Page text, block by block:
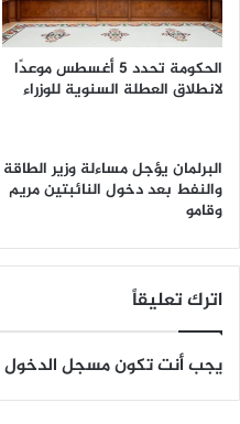
الحكومة تحدد 5 أغسطس موعدًا
لانطلاق العطلة السنوية للوزراء
البرلمان يؤجل مساءلة وزير الطاقة
والنفط بعد دخول النائبتين مريم
وقامو
اترك تعليقاً
يجب أنت تكونمسجل الدخول